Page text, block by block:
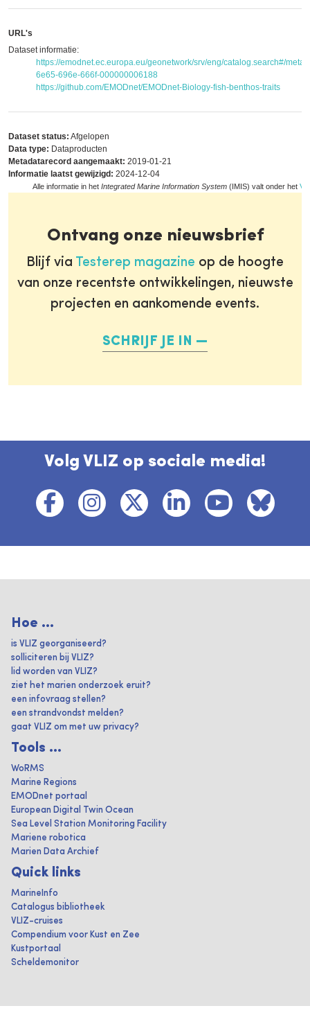
URL's
Dataset informatie:
https://emodnet.ec.europa.eu/geonetwork/srv/eng/catalog.search#/
6e65-696e-666f-000000006188
https://github.com/EMODnet/EMODnet-Biology-fish-benthos-traits
Dataset status: Afgelopen
Data type: Dataproducten
Metadatarecord aangemaakt: 2019-01-21
Informatie laatst gewijzigd: 2024-12-04
Alle informatie in het Integrated Marine Information System (IMIS) valt onder het
Ontvang onze nieuwsbrief
Blijf via Testerep magazine op de hoogte
van onze recentste ontwikkelingen, nieuwste
projecten en aankomende events.
SCHRIJF JE IN
Volg VLIZ op sociale media!
Hoe ...
is VLIZ georganiseerd?
solliciteren bij VLIZ?
lid worden van VLIZ?
ziet het marien onderzoek eruit?
een infovraag stellen?
een strandvondst melden?
gaat VLIZ om met uw privacy?
Tools ...
WoRMS
Marine Regions
EMODnet portaal
European Digital Twin Ocean
Sea Level Station Monitoring Facility
Mariene robotica
Marien Data Archief
Quick links
MarineInfo
Catalogus bibliotheek
VLIZ-cruises
Compendium voor Kust en Zee
Kustportaal
Scheldemonitor